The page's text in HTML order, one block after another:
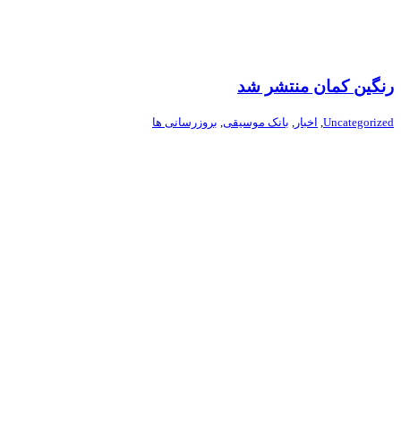
رنگین کمان منتشر شد
Uncategorized اخبار بانک موسیقی بروزرسانی ها